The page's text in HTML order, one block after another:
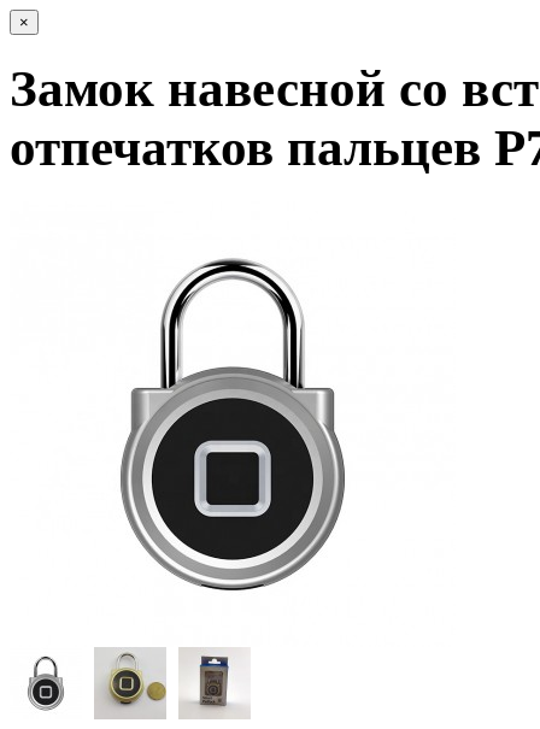
×
Замок навесной со
отпечатков пальцев